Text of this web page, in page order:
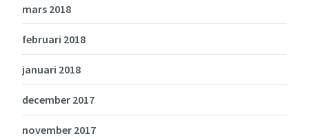
mars 2018
februari 2018
januari 2018
december 2017
november 2017